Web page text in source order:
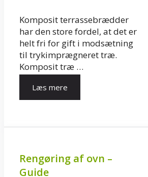
Komposit terrassebrædder
har den store fordel, at det er
helt fri for gift i modsætning
til trykimprægneret træ.
Komposit træ …
Læs mere
Rengøring af ovn –
Guide